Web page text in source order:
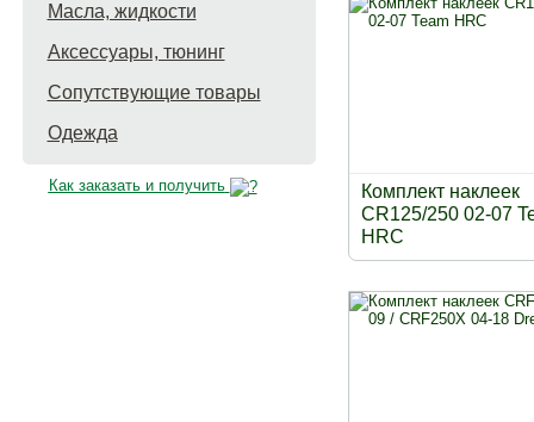
Масла, жидкости
Аксессуары, тюнинг
Сопутствующие товары
Одежда
Как заказать и получить
Комплект наклеек
CR125/250 02-07
HRC